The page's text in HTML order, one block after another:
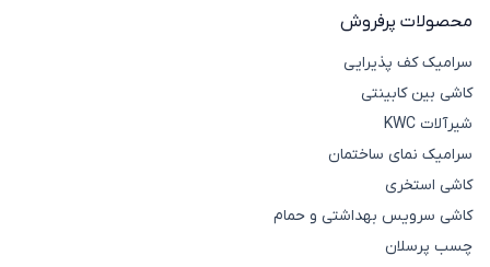
محصولات پرفروش
سرامیک کف پذیرایی
کاشی بین کابینتی
شیرآلات KWC
سرامیک نمای ساختمان
کاشی استخری
کاشی سرویس بهداشتی و حمام
چسب پرسلان